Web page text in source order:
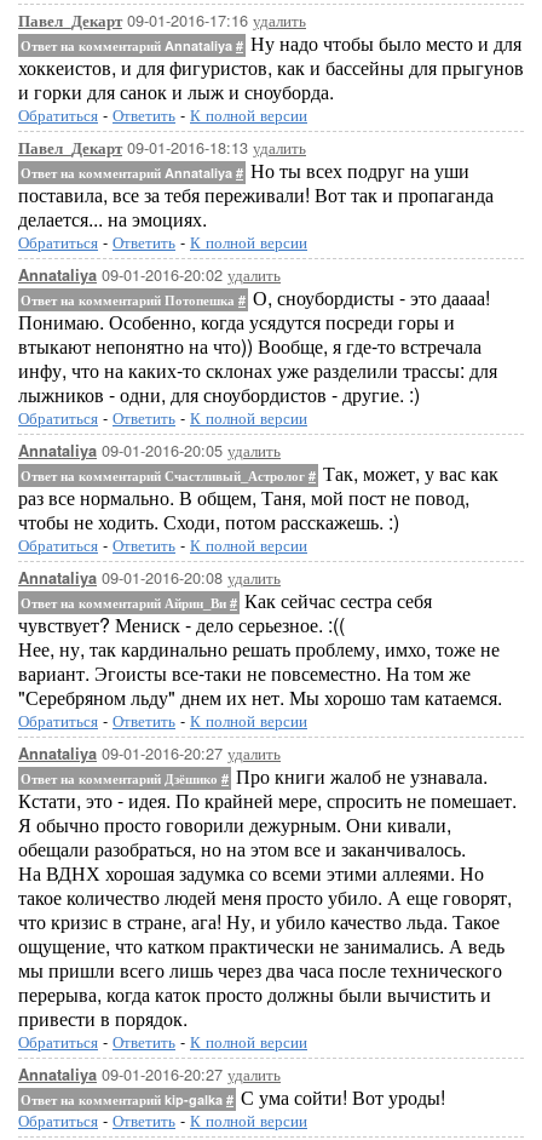
Павел_Декарт09-01-2016-17:16 удалить
Ответ на комментарий Annataliya # Ну надо чтобы было место и для
хоккеистов, и для фигуристов, как и бассейны для прыгунов
и горки для санок и лыж и сноуборда.
Обратиться - Ответить - К полной версии
Павел_Декарт09-01-2016-18:13 удалить
Ответ на комментарий Annataliya # Но ты всех подруг на уши
поставила, все за тебя переживали! Вот так и пропаганда
делается... на эмоциях.
Обратиться - Ответить - К полной версии
Annataliya 09-01-2016-20:02 удалить
Ответ на комментарий Потопешка # О, сноубордисты - это даааа!
Понимаю. Особенно, когда усядутся посреди горы и
втыкают непонятно на что)) Вообще, я где-то встречала
инфу, что на каких-то склонах уже разделили трассы: для
лыжников - одни, для сноубордистов - другие. :)
Обратиться - Ответить - К полной версии
Annataliya 09-01-2016-20:05 удалить
Ответ на комментарий Счастливый_Астролог # Так, может, у вас как
раз все нормально. В общем, Таня, мой пост не повод,
чтобы не ходить. Сходи, потом расскажешь. :)
Обратиться - Ответить - К полной версии
Annataliya 09-01-2016-20:08 удалить
Ответ на комментарий Айрин_Ви # Как сейчас сестра себя
чувствует? Мениск - дело серьезное. :((
Нее, ну, так кардинально решать проблему, имхо, тоже не
вариант. Эгоисты все-таки не повсеместно. На том же
"Серебряном льду" днем их нет. Мы хорошо там катаемся.
Обратиться - Ответить - К полной версии
Annataliya 09-01-2016-20:27 удалить
Ответ на комментарий Дзёшико # Про книги жалоб не узнавала.
Кстати, это - идея. По крайней мере, спросить не помешает.
Я обычно просто говорили дежурным. Они кивали,
обещали разобраться, но на этом все и заканчивалось.
На ВДНХ хорошая задумка со всеми этими аллеями. Но
такое количество людей меня просто убило. А еще говорят,
что кризис в стране, ага! Ну, и убило качество льда. Такое
ощущение, что катком практически не занимались. А ведь
мы пришли всего лишь через два часа после технического
перерыва, когда каток просто должны были вычистить и
привести в порядок.
Обратиться - Ответить - К полной версии
Annataliya 09-01-2016-20:27 удалить
Ответ на комментарий kip-galka # С ума сойти! Вот уроды!
Обратиться - Ответить - К полной версии